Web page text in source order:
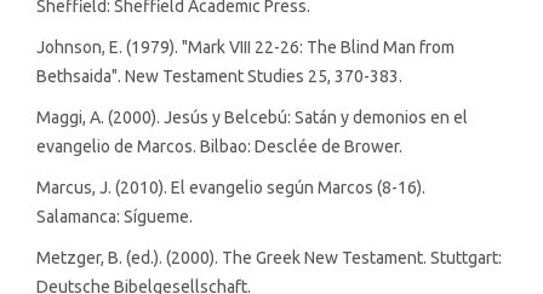
Sheffield: Sheffield Academic Press.
Johnson, E. (1979). "Mark VIII 22-26: The Blind Man from
Bethsaida". New Testament Studies 25, 370-383.
Maggi, A. (2000). Jesús y Belcebú: Satán y demonios en el
evangelio de Marcos. Bilbao: Desclée de Brower.
Marcus, J. (2010). El evangelio según Marcos (8-16).
Salamanca: Sígueme.
Metzger, B. (ed.). (2000). The Greek New Testament. Stuttgart:
Deutsche Bibelgesellschaft.